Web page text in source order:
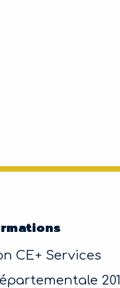
CE+ Services
201